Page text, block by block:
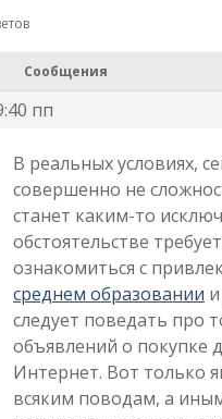
Сообщения
пп
В реальных условиях,
совершенно не
станет каким-то
обстоятельстве
ознакомиться с
среднем образовании
следует поведать про
объявлений о покупке
Интернет. Вот только
всяким поводам, а